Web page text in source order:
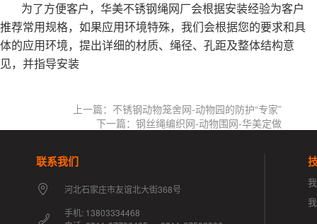
为了方便客户，华美不锈钢绳网厂会根据安装经验为客户
推荐常用规格，如果应用环境特殊，我们会根据您的要求和具
体的应用环境，提出详细的材质、绳径、孔距及整体结构意
见，并指导安装
上一篇：不锈钢动物笼舍网-动物园的防护“专家”
下一篇：钢丝绳编织网-动物围网-华美定做
联系我们
河北石家庄市友谊北大街368号
手机: 13803334468